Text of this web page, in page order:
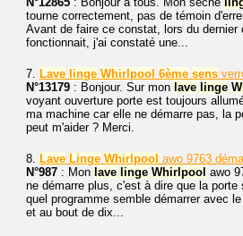
tourne correctement, pas de témoin
Avant de faire ce constat, lors du dernier
fonctionnait, j'ai constaté une...
7. Lave linge Whirlpool 6ème sens
N°13179 : Bonjour. Sur mon lave linge
voyant ouverture porte est toujours
ma machine car elle ne démarre pas, la
peut m'aider ? Merci.
8. Lave Linge Whirlpool awo 9763
N°987 : Mon lave linge Whirlpool awo
ne démarre plus, c'est à dire que la
quel programme semble démarrer avec
et au bout de dix...